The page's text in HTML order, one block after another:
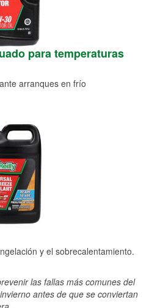
para temperaturas
arranques en frío
y el sobrecalentamiento.
las fallas más comunes del
antes de que se conviertan